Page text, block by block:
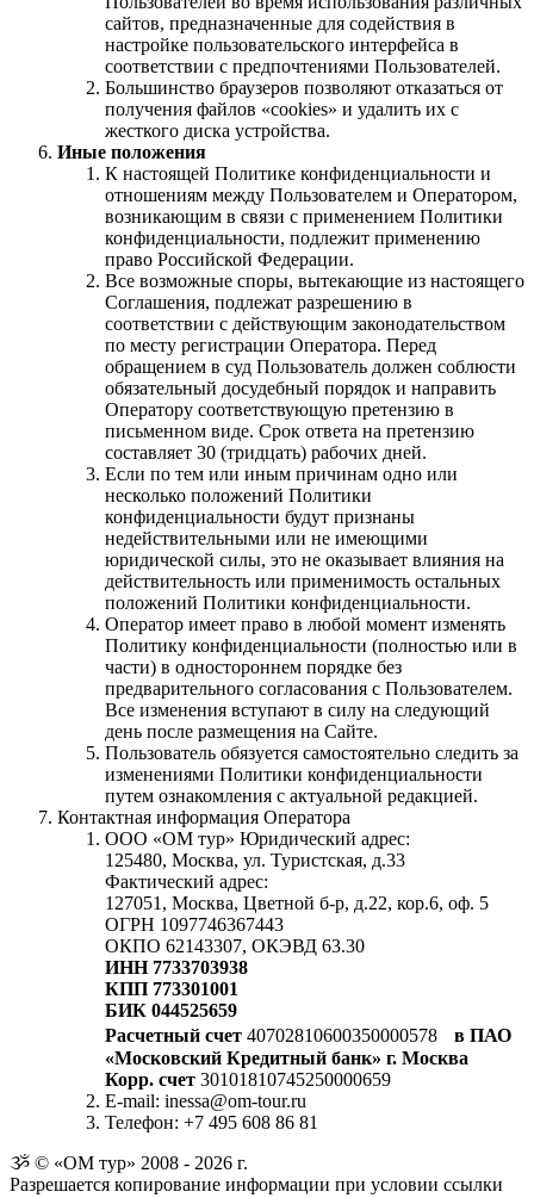
сайтов, предназначенные для содействия в
настройке пользовательского интерфейса в
соответствии с предпочтениями Пользователей.
Большинство браузеров позволяют отказаться от
получения файлов «cookies» и удалить их с
жесткого диска устройства.
Иные положения
К настоящей Политике конфиденциальности и
отношениям между Пользователем и Оператором,
возникающим в связи с применением Политики
конфиденциальности, подлежит применению
право Российской Федерации.
Все возможные споры, вытекающие из настоящего
Соглашения, подлежат разрешению в
соответствии с действующим законодательством
по месту регистрации Оператора. Перед
обращением в суд Пользователь должен соблюсти
обязательный досудебный порядок и направить
Оператору соответствующую претензию в
письменном виде. Срок ответа на претензию
составляет 30 (тридцать) рабочих дней.
Если по тем или иным причинам одно или
несколько положений Политики
конфиденциальности будут признаны
недействительными или не имеющими
юридической силы, это не оказывает влияния на
действительность или применимость остальных
положений Политики конфиденциальности.
Оператор имеет право в любой момент изменять
Политику конфиденциальности (полностью или в
части) в одностороннем порядке без
предварительного согласования с Пользователем.
Все изменения вступают в силу на следующий
день после размещения на Сайте.
Пользователь обязуется самостоятельно следить за
изменениями Политики конфиденциальности
путем ознакомления с актуальной редакцией.
Контактная информация Оператора
ООО «ОМ тур» Юридический адрес:
125480, Москва, ул. Туристская, д.33
Фактический адрес:
127051, Москва, Цветной б-р, д.22, кор.6, оф. 5
ОГРН 1097746367443
ОКПО 62143307, ОКЭВД 63.30
ИНН 7733703938
КПП 773301001
БИК 044525659
Расчетный счет 40702810600350000578 в ПАО
«Московский Кредитный банк» г. Москва
Корр. счет 30101810745250000659
E-mail: inessa@om-tour.ru
Телефон: +7 495 608 86 81
ૐ © «ОМ тур» 2008 - 2026 г.
Разрешается копирование информации при условии ссылки